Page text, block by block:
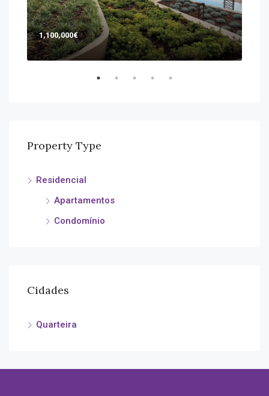
1,100,000€
Property Type
Residencial
Apartamentos
Condomínio
Cidades
Quarteira